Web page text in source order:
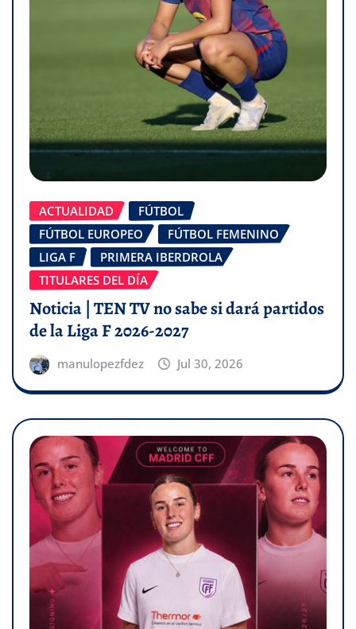
ACTUALIDAD
FÚTBOL
FÚTBOL EUROPEO
FÚTBOL FEMENINO
LIGA F
PRIMERA IBERDROLA
TITULARES DEL DÍA
Noticia | TEN TV no sabe si dará partidos
de la Liga F 2026-2027
manulopezfdez Jul 30, 2026